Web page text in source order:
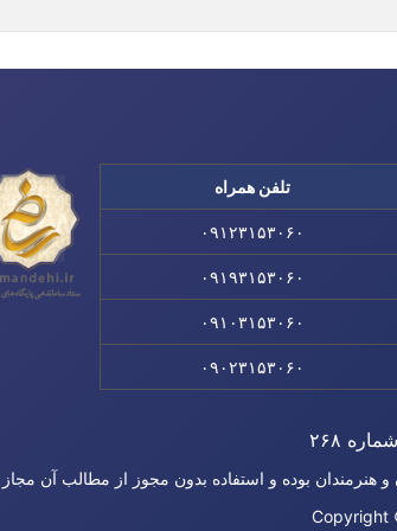
تلفن همراه
۰۹۱۲۳۱۵۳۰۶۰
۰۹۱۹۳۱۵۳۰۶۰
۰۹۱۰۳۱۵۳۰۶۰
۰۹۰۲۳۱۵۳۰۶۰
۲۶۸
هنرمندان بوده و استفاده بدون مجوز از مطالب آن
Copyright